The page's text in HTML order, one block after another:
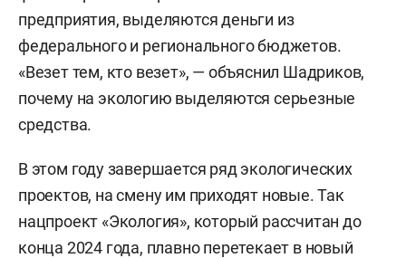
предприятия, выделяются деньги из
федерального и регионального бюджетов.
«Везет тем, кто везет», — объяснил Шадриков,
почему на экологию выделяются серьезные
средства.
В этом году завершается ряд экологических
проектов, на смену им приходят новые. Так
нацпроект «Экология», который рассчитан до
конца 2024 года, плавно перетекает в новый